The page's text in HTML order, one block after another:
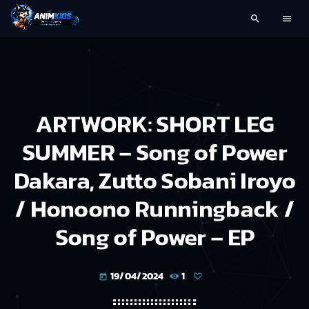
search menu
ARTWORK: SHORT LEG
SUMMER – Song of Power
Dakara, Zutto Sobani Iroyo
/ Honoono Runningback /
Song of Power – EP
today 19/04/2024 1